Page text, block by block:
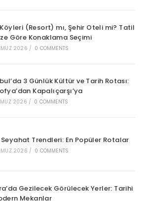
(Resort) mı, Şehir Oteli mi? Tatil
Göre Konaklama Seçimi
2026 / 0 COMMENTS
3 Günlük Kültür ve Tarih Rotası:
Kapalıçarşı’ya
2026 / 0 COMMENTS
Trendleri: En Popüler Rotalar
2026 / 0 COMMENTS
Gezilecek Görülecek Yerler: Tarihi
Mekanlar